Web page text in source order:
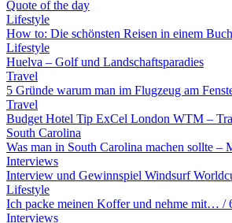
Quote of the day
Lifestyle
How to: Die schönsten Reisen in einem
Lifestyle
Huelva – Golf und Landschaftsparadies
Travel
5 Gründe warum man im Flugzeug am
Travel
Budget Hotel Tip ExCel London WTM –
South Carolina
Was man in South Carolina machen sollte –
Interviews
Interview und Gewinnspiel Windsurf
Lifestyle
Ich packe meinen Koffer und nehme mit… /
Interviews